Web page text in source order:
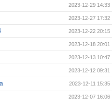
2023-12-29 14:33
2023-12-27 17:32
2023-12-22 20:15
2023-12-18 20:01
2023-12-13 10:47
2023-12-12 09:31
2023-12-11 15:35
2023-12-07 16:06